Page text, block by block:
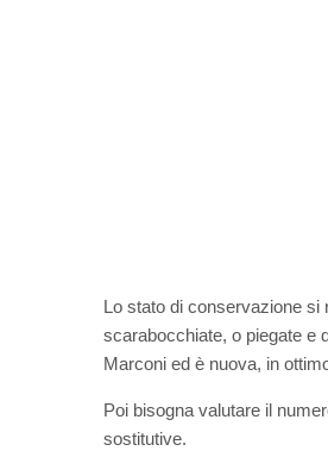
Lo stato di conservazione si
scarabocchiate, o piegate e
Marconi ed è nuova, in
Poi bisogna valutare il
sostitutive.